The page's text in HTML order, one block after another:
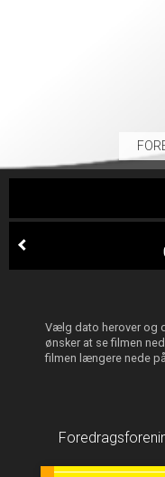
Vælg dato herover og
ønsker at se filmen
filmen længere nede